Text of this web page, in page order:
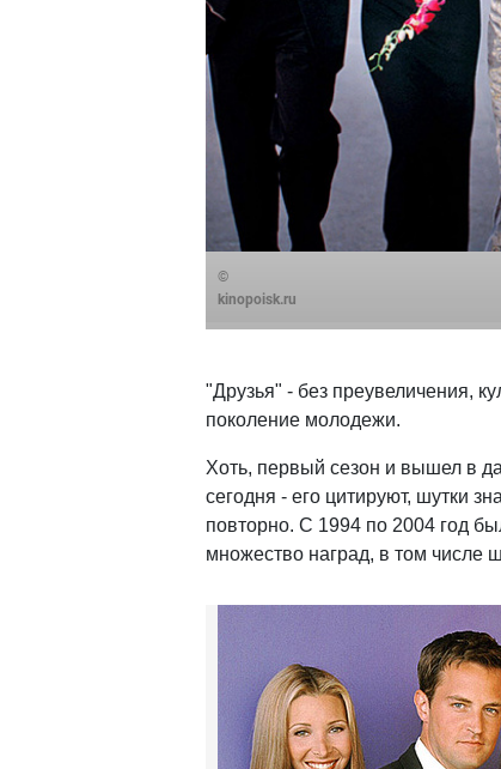
©
kinopoisk.ru
"Друзья" - без преувеличения,
поколение молодежи.
Хоть, первый сезон и вышел в
сегодня - его цитируют, шутки
повторно. С 1994 по 2004 год
множество наград, в том числе